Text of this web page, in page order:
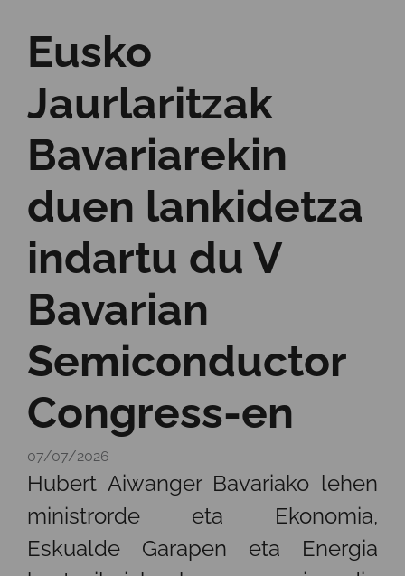
Eusko
Jaurlaritzak
Bavariarekin
duen lankidetza
indartu du V
Bavarian
Semiconductor
Congress-en
07/07/2026
Hubert Aiwanger Bavariako lehen
ministrorde eta Ekonomia,
Eskualde Garapen eta Energia